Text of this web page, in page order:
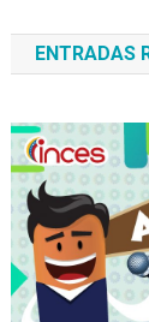
de
ENTRADAS